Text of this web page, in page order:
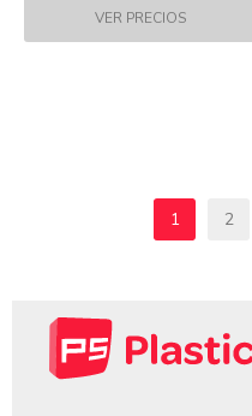
1 2